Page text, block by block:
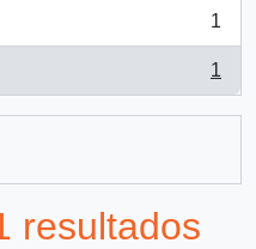
1
1
resultados